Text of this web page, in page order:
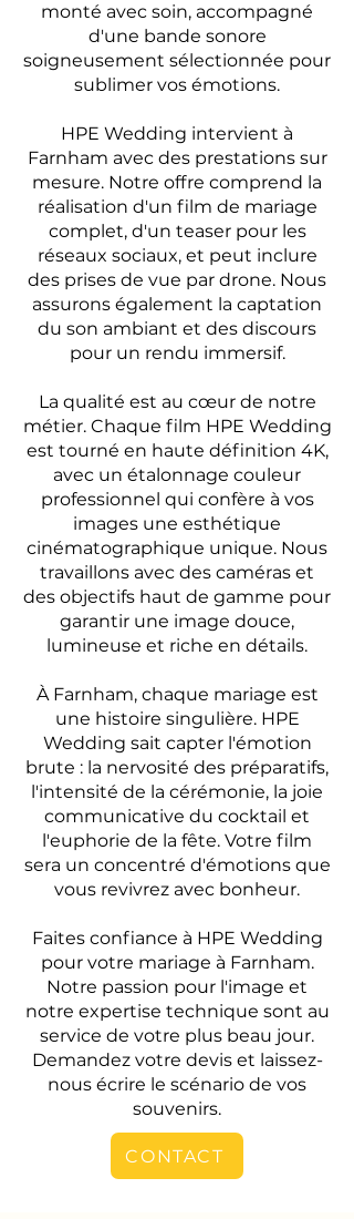
monté avec soin, accompagné
d'une bande sonore
soigneusement sélectionnée pour
sublimer vos émotions.
HPE Wedding intervient à
Farnham avec des prestations sur
mesure. Notre offre comprend la
réalisation d'un film de mariage
complet, d'un teaser pour les
réseaux sociaux, et peut inclure
des prises de vue par drone. Nous
assurons également la captation
du son ambiant et des discours
pour un rendu immersif.
La qualité est au cœur de notre
métier. Chaque film HPE Wedding
est tourné en haute définition 4K,
avec un étalonnage couleur
professionnel qui confère à vos
images une esthétique
cinématographique unique. Nous
travaillons avec des caméras et
des objectifs haut de gamme pour
garantir une image douce,
lumineuse et riche en détails.
À Farnham, chaque mariage est
une histoire singulière. HPE
Wedding sait capter l'émotion
brute : la nervosité des préparatifs,
l'intensité de la cérémonie, la joie
communicative du cocktail et
l'euphorie de la fête. Votre film
sera un concentré d'émotions que
vous revivrez avec bonheur.
Faites confiance à HPE Wedding
pour votre mariage à Farnham.
Notre passion pour l'image et
notre expertise technique sont au
service de votre plus beau jour.
Demandez votre devis et laissez-
nous écrire le scénario de vos
souvenirs.
CONTACT